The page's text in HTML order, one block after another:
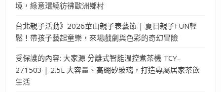
境，綠意環繞彷彿歐洲鄉村
台北親子活動》2026華山親子表藝節 | 夏日親子FUN輕
鬆！帶孩子藝起童樂，來場戲劇與色彩的奇幻冒險
受保護的內容: 大家源 分離式智能溫控煮茶機 TCY-
271503 | 2.5L 大容量、高硼矽玻璃，打造專屬居家茶飲
生活